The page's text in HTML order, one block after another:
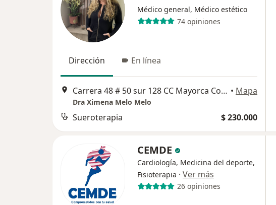
Médico general, Médico estético
74 opiniones
Dirección En línea
Carrera 48 # 50 sur 128 CC Mayorca Cons 1304, Sabaneta • Mapa
Dra Ximena Melo Melo
Sueroterapia $ 230.000
CEMDE
Cardiología, Medicina del deporte,
Fisioterapia · Ver más
26 opiniones